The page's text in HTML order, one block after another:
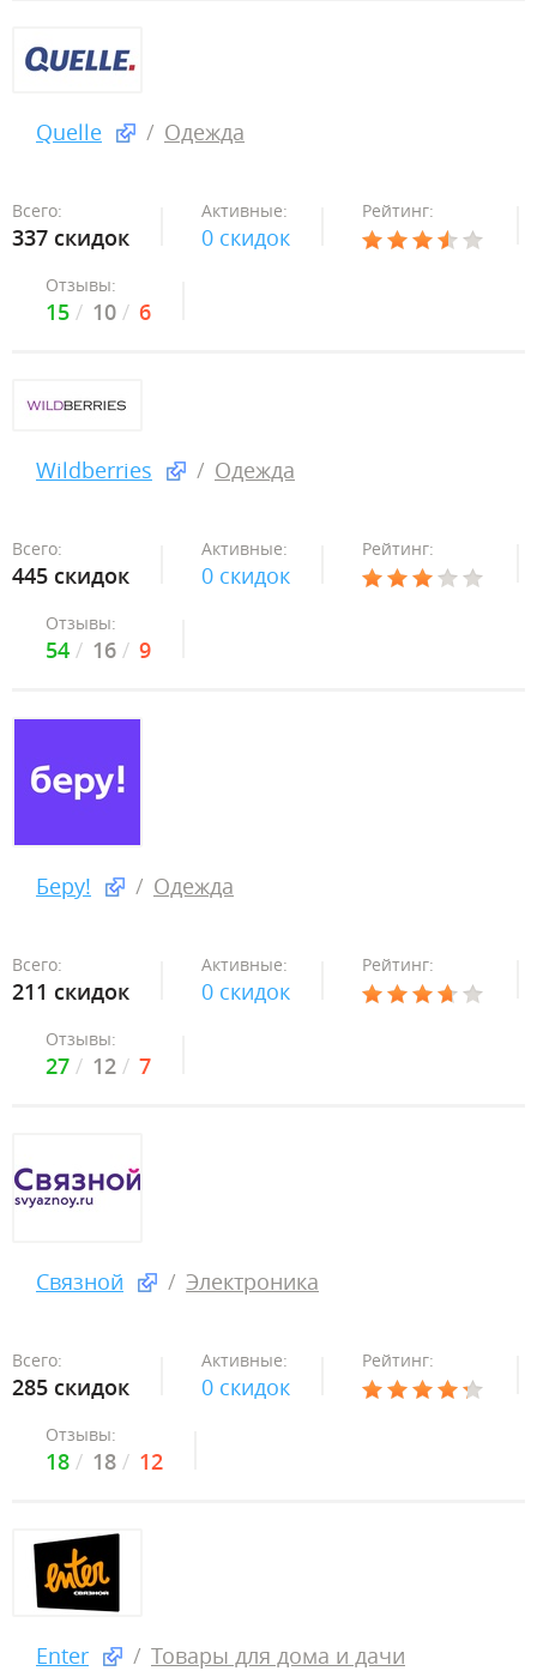
Quelle Одежда
Всего:
337 скидок
Активные:
0 скидок
Рейтинг:
Отзывы:
15 10 6
Wildberries Одежда
Всего:
445 скидок
Активные:
0 скидок
Рейтинг:
Отзывы:
54 16 9
Беру! Одежда
Всего:
211 скидок
Активные:
0 скидок
Рейтинг:
Отзывы:
27 12 7
Связной Электроника
Всего:
285 скидок
Активные:
0 скидок
Рейтинг:
Отзывы:
18 18 12
Enter Товары для дома и дачи